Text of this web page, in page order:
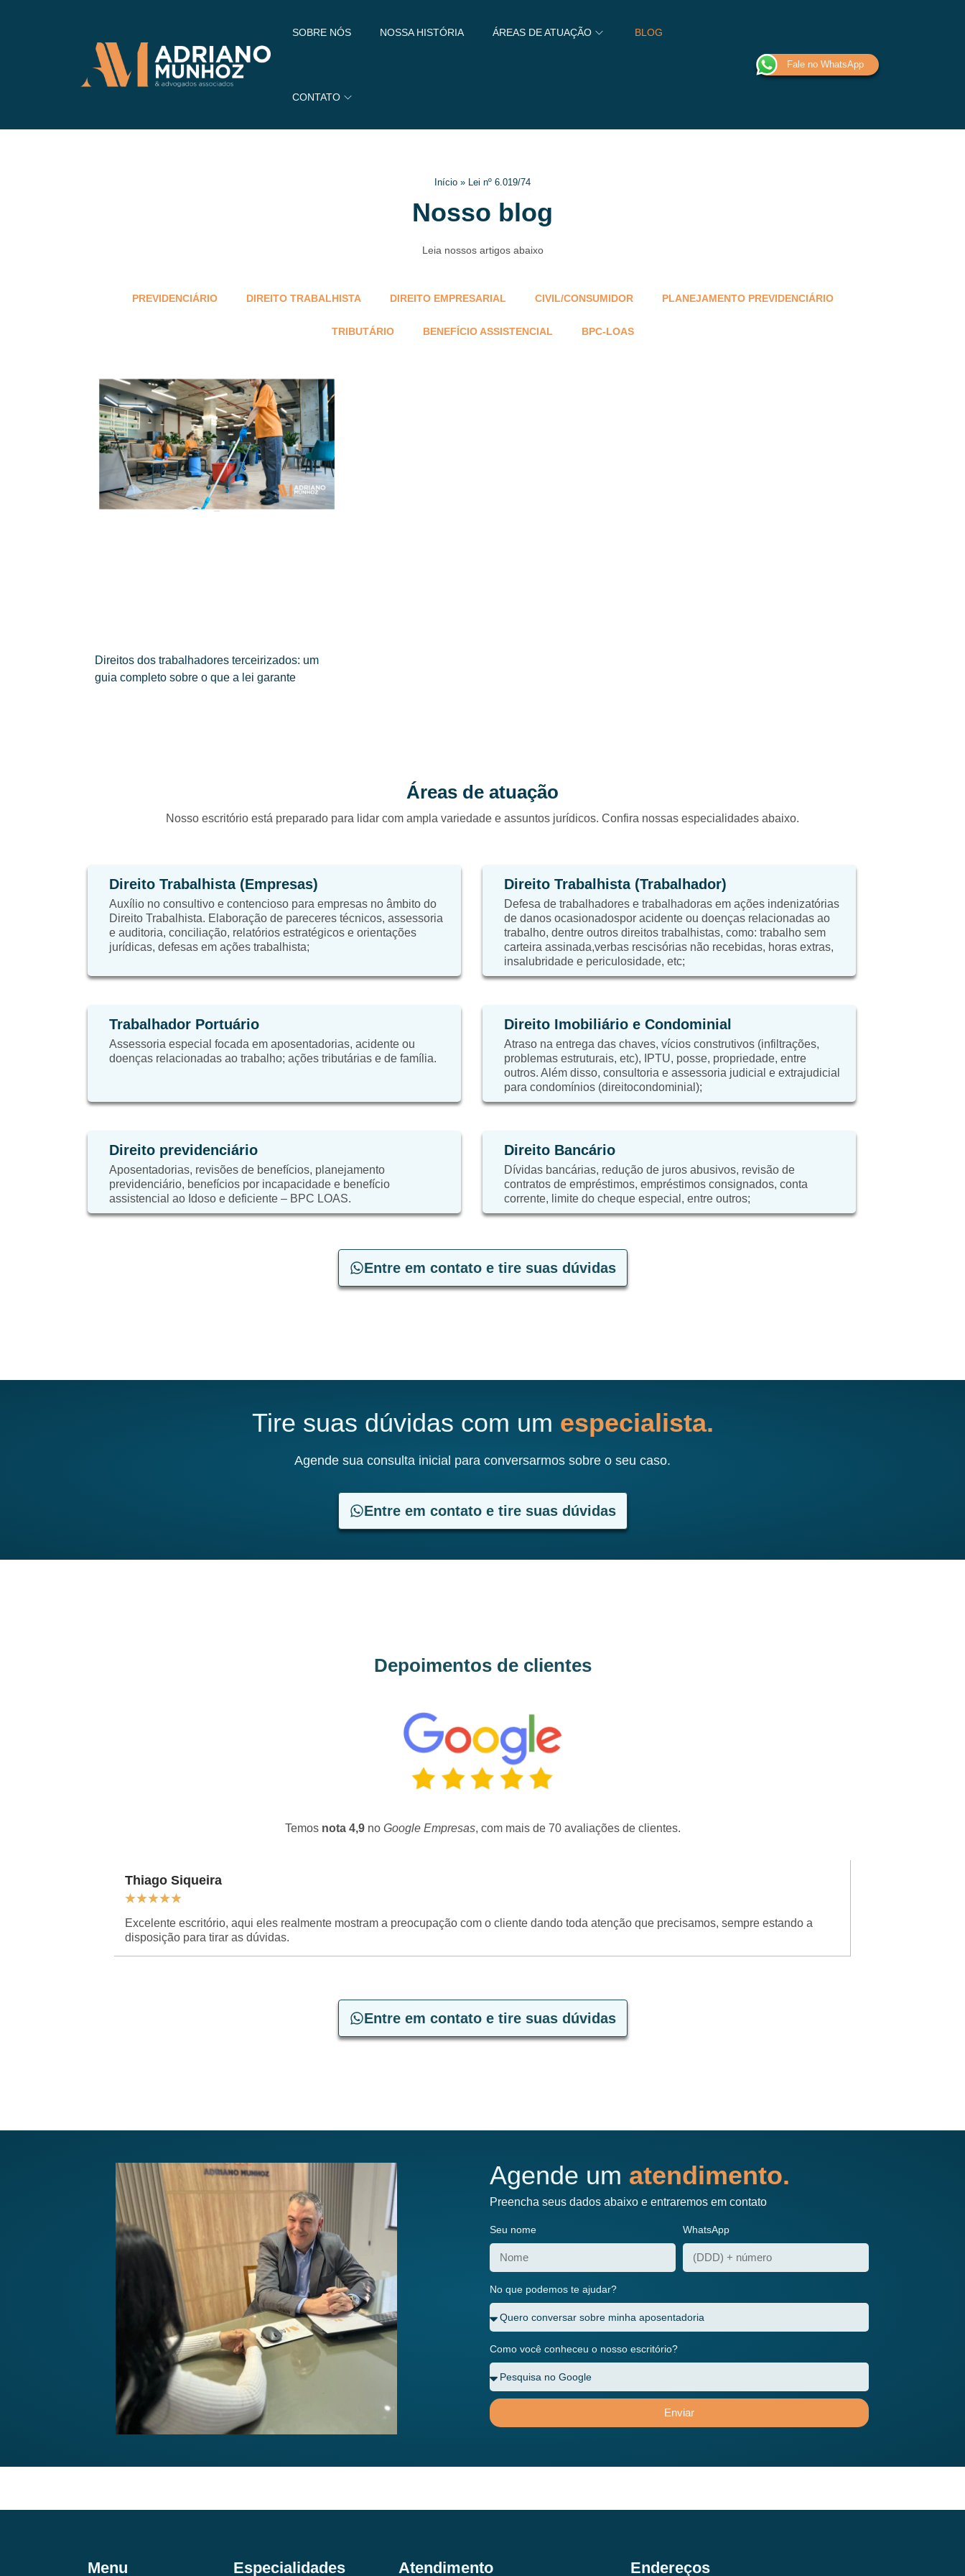
SOBRE NÓS NOSSA HISTÓRIA ÁREAS DE ATUAÇÃO BLOG
CONTATO
Fale no WhatsApp
Início » Lei nº 6.019/74
Nosso blog
Leia nossos artigos abaixo
PREVIDENCIÁRIO DIREITO TRABALHISTA DIREITO EMPRESARIAL CIVIL/CONSUMIDOR PLANEJAMENTO PREVIDENCIÁRIO
TRIBUTÁRIO BENEFÍCIO ASSISTENCIAL BPC-LOAS
Direitos dos trabalhadores terceirizados: um
guia completo sobre o que a lei garante
Áreas de atuação
Nosso escritório está preparado para lidar com ampla variedade e assuntos jurídicos. Confira nossas especialidades abaixo.
Direito Trabalhista (Empresas)
Auxílio no consultivo e contencioso para empresas no âmbito do
Direito Trabalhista. Elaboração de pareceres técnicos, assessoria
e auditoria, conciliação, relatórios estratégicos e orientações
jurídicas, defesas em ações trabalhista;
Direito Trabalhista (Trabalhador)
Defesa de trabalhadores e trabalhadoras em ações indenizatórias
de danos ocasionadospor acidente ou doenças relacionadas ao
trabalho, dentre outros direitos trabalhistas, como: trabalho sem
carteira assinada,verbas rescisórias não recebidas, horas extras,
insalubridade e periculosidade, etc;
Trabalhador Portuário
Assessoria especial focada em aposentadorias, acidente ou
doenças relacionadas ao trabalho; ações tributárias e de família.
Direito Imobiliário e Condominial
Atraso na entrega das chaves, vícios construtivos (infiltrações,
problemas estruturais, etc), IPTU, posse, propriedade, entre
outros. Além disso, consultoria e assessoria judicial e extrajudicial
para condomínios (direitocondominial);
Direito previdenciário
Aposentadorias, revisões de benefícios, planejamento
previdenciário, benefícios por incapacidade e benefício
assistencial ao Idoso e deficiente – BPC LOAS.
Direito Bancário
Dívidas bancárias, redução de juros abusivos, revisão de
contratos de empréstimos, empréstimos consignados, conta
corrente, limite do cheque especial, entre outros;
Entre em contato e tire suas dúvidas
Tire suas dúvidas com um especialista.
Agende sua consulta inicial para conversarmos sobre o seu caso.
Entre em contato e tire suas dúvidas
Depoimentos de clientes
Temos nota 4,9 no Google Empresas, com mais de 70 avaliações de clientes.
Thiago Siqueira
★★★★★
Excelente escritório, aqui eles realmente mostram a preocupação com o cliente dando toda atenção que precisamos, sempre estando a
disposição para tirar as dúvidas.
Entre em contato e tire suas dúvidas
Agende um atendimento.
Preencha seus dados abaixo e entraremos em contato
Seu nome WhatsApp
No que podemos te ajudar?
Como você conheceu o nosso escritório?
Enviar
Menu Especialidades Atendimento Endereços